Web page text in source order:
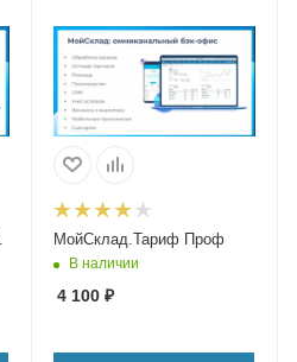
МойСклад.Тариф Проф
В наличии
4 100₽